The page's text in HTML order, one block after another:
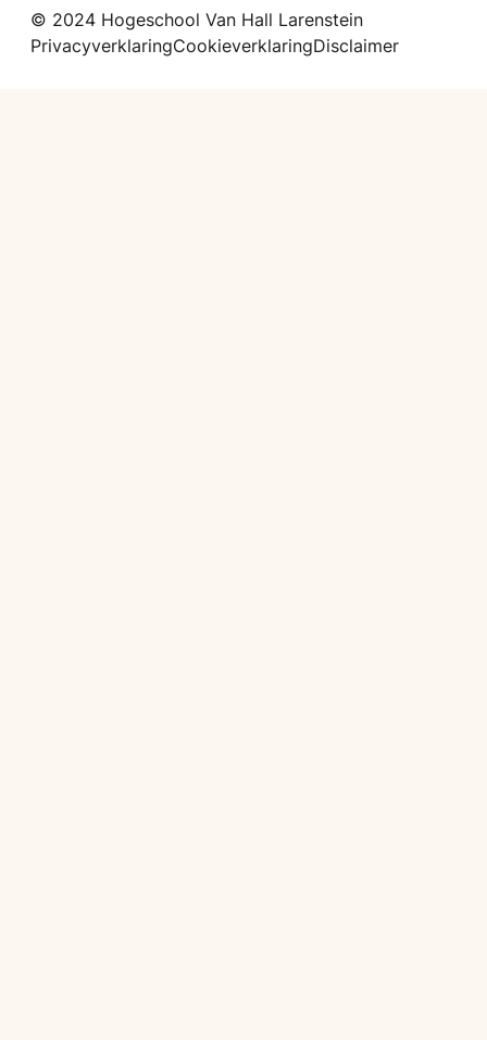
© 2024 Hogeschool Van Hall Larenstein
PrivacyverklaringCookieverklaringDisclaimer